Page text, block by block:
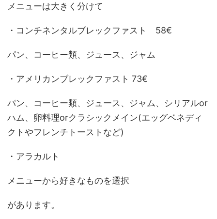
メニューは大きく分けて
・コンチネンタルブレックファスト 58€
パン、コーヒー類、ジュース、ジャム
・アメリカンブレックファスト 73€
パン、コーヒー類、ジュース、ジャム、シリアルor
ハム、卵料理orクラシックメイン(エッグベネディ
クトやフレンチトーストなど)
・アラカルト
メニューから好きなものを選択
があります。